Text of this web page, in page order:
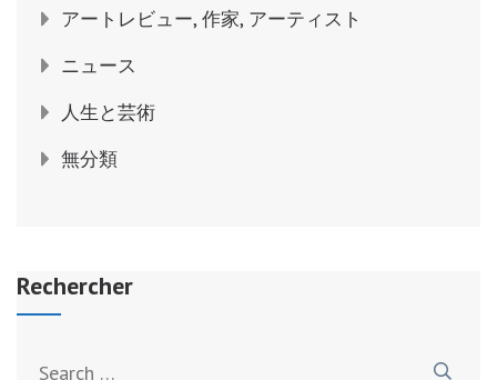
アートレビュー, 作家, アーティスト
ニュース
人生と芸術
無分類
Rechercher